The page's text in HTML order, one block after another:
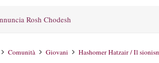
Rosh Chodesh
Comunità Giovani Hashomer Hatzair / Il